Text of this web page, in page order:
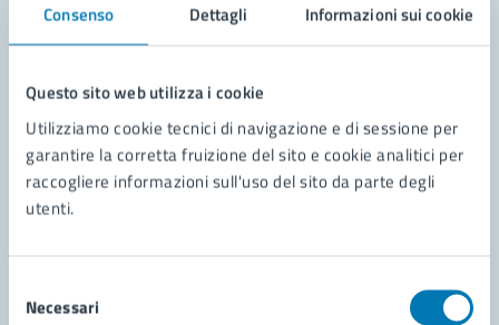
Consenso Dettagli Informazioni sui cookie
Questo sito web utilizza i cookie
Utilizziamo cookie tecnici di navigazione e di sessione per
garantire la corretta fruizione del sito e cookie analitici per
raccogliere informazioni sull'uso del sito da parte degli
utenti.
delNecessari
Leggi le domande frequenti
Richiedi assistenza
Prenota appuntamento
Problemi in città